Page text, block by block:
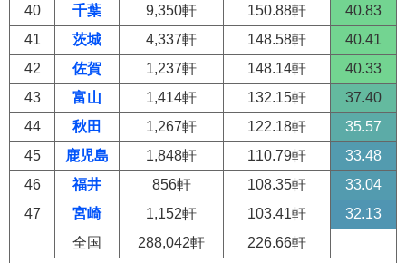
40
千葉 9,350軒 150.88軒
40.83
41
茨城 4,337軒 148.58軒
40.41
42
佐賀 1,237軒 148.14軒
40.33
43
富山 1,414軒 132.15軒
37.40
44
秋田 1,267軒 122.18軒
35.57
45
鹿児島 1,848軒 110.79軒
33.48
46
福井 856軒 108.35軒
33.04
47
宮崎 1,152軒 103.41軒
32.13
全国
288,042軒
226.66軒